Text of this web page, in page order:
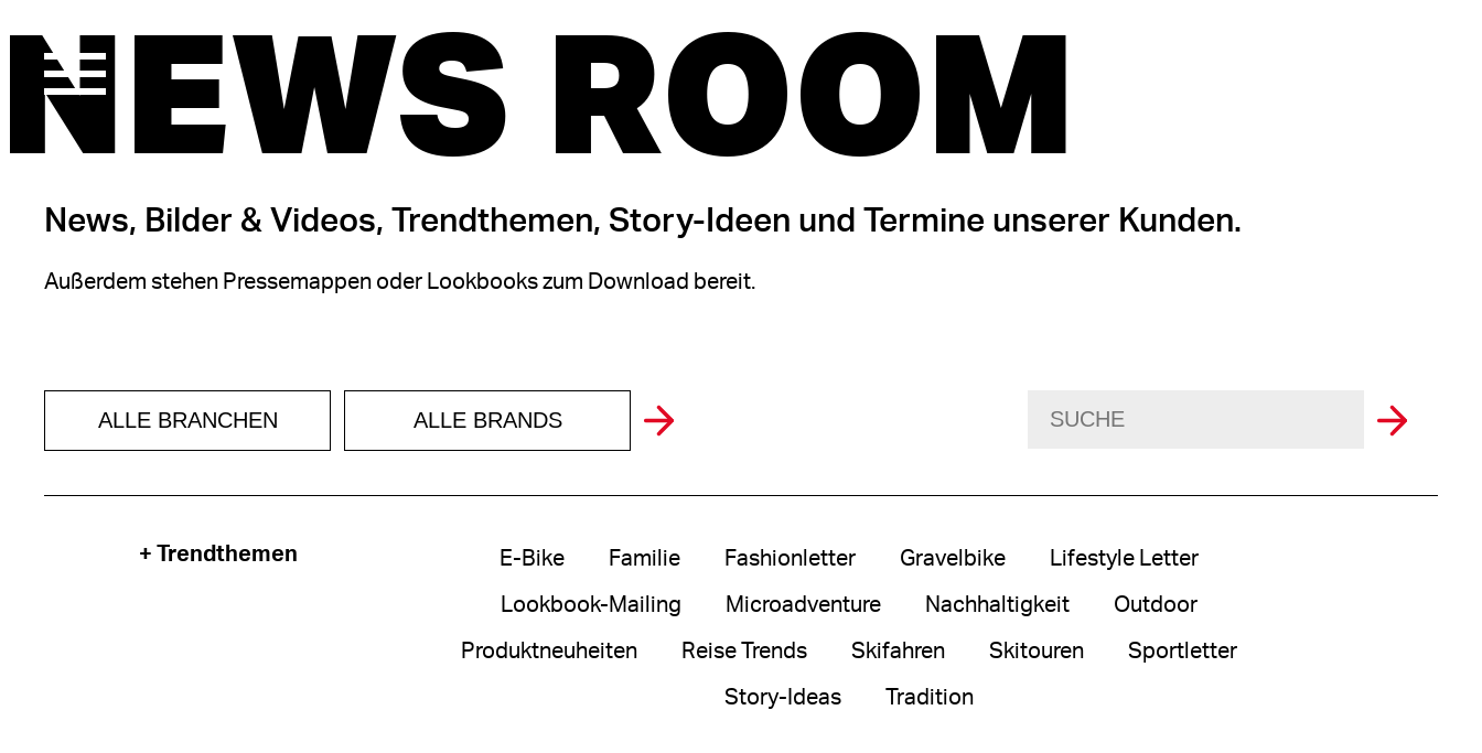
NEWS ROOM
News, Bilder & Videos, Trendthemen, Story-Ideen und Termine unserer Kunden.
Außerdem stehen Pressemappen oder Lookbooks zum Download bereit.
ALLE BRANCHEN ALLE BRANDS
+ Trendthemen E-Bike Familie Fashionletter Gravelbike Lifestyle Letter
Lookbook-Mailing Microadventure Nachhaltigkeit Outdoor
Produktneuheiten Reise Trends Skifahren Skitouren Sportletter
Story-Ideas Tradition